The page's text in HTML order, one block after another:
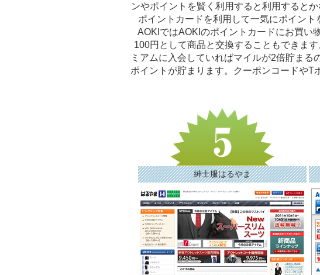
ンやポイントを賢く利用すると利用すると
ポイントカードを利用して一気にポイン
AOKIではAOKIのポイントカードにお買い
100円として商品と交換することもできま
ミアムに入会していればマイルが2倍貯ま
ポイントが貯まります。クーポンコードや
紳士服はるやま